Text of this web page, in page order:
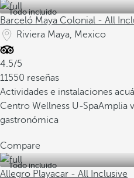
Todo incluido
Barceló Maya Colonial - All
Riviera Maya, Mexico
4.5/5
11550 reseñas
Actividades e instalaciones
Centro Wellness U-SpaAmplia
gastronómica
Compare
Todo incluido
Allegro Playacar - All Inclusive